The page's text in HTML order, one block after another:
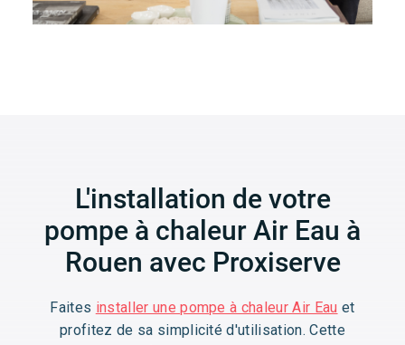
L'installation de votre
pompe à chaleur Air Eau à
Rouen avec Proxiserve
Faites installer une pompe à chaleur Air Eau et
profitez de sa simplicité d'utilisation. Cette